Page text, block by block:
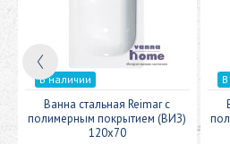
В наличии
Ванна стальная Reimar с
полимерным покрытием (ВИЗ)
120x70